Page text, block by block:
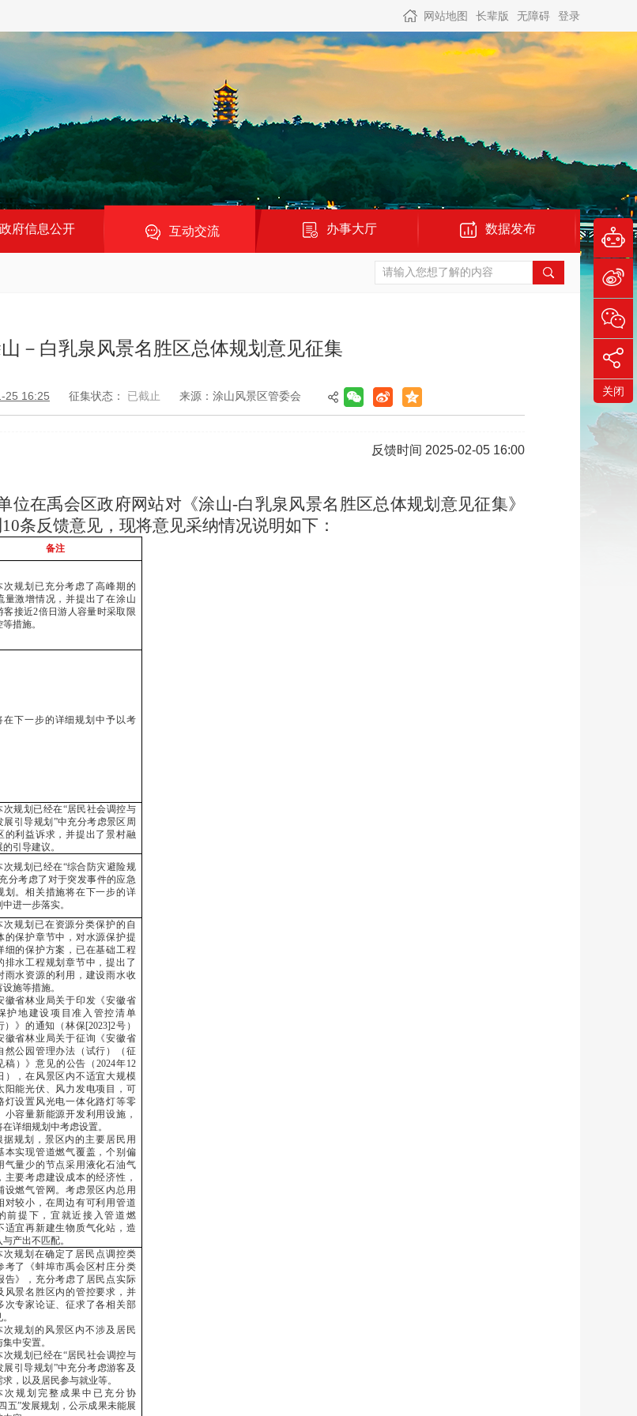
网站地图 长辈版 无障碍 登录
政府信息公开 互动交流 办事大厅 数据发布
山－白乳泉风景名胜区总体规划意见征集
25 16:25 征集状态： 已截止 来源：涂山风景区管委会
反馈时间 2025-02-05 16:00
位在禹会区政府网站对《涂山-白乳泉风景名胜区总体规划意见征集》
条反馈意见，现将意见采纳情况说明如下：
备注
次规划已充分考虑了高峰期的
量激增情况，并提出了在涂山
客接近2倍日游人容量时采取限
措施。
在下一步的详细规划中予以考
次规划已经在“居民社会调控与
展引导规划”中充分考虑景区周
的利益诉求，并提出了景村融
引导建议。
次规划已经在“综合防灾避险规
分考虑了对于突发事件的应急
划。相关措施将在下一步的详
进一步落实。
次规划已在资源分类保护的自
的保护章节中，对水源保护提
细的保护方案，已在基础工程
排水工程规划章节中，提出了
雨水资源的利用，建设雨水收
施等措施。
徽省林业局关于印发《安徽省
护地建设项目准入管控清单
）》的通知（林保[2023]2号）
徽省林业局关于征询《安徽省
然公园管理办法（试行）（征
稿）》意见的公告（2024年12
），在风景区内不适宜大规模
阳能光伏、风力发电项目，可
灯设置风光电一体化路灯等零
小容量新能源开发利用设施，
在详细规划中考虑设置。
据规划，景区内的主要居民用
本实现管道燃气覆盖，个别偏
气量少的节点采用液化石油气
主要考虑建设成本的经济性，
设燃气管网。考虑景区内总用
对较小，在周边有可利用管道
前提下，宜就近接入管道燃
适宜再新建生物质气化站，造
与产出不匹配。
次规划在确定了居民点调控类
考了《蚌埠市禹会区村庄分类
告》，充分考虑了居民点实际
风景名胜区内的管控要求，并
次专家论证、征求了各相关部
次规划的风景区内不涉及居民
中安置。
次规划已经在“居民社会调控与
展引导规划”中充分考虑游客及
求，以及居民参与就业等。
次规划完整成果中已充分协
五”发展规划，公示成果未能展
关闭